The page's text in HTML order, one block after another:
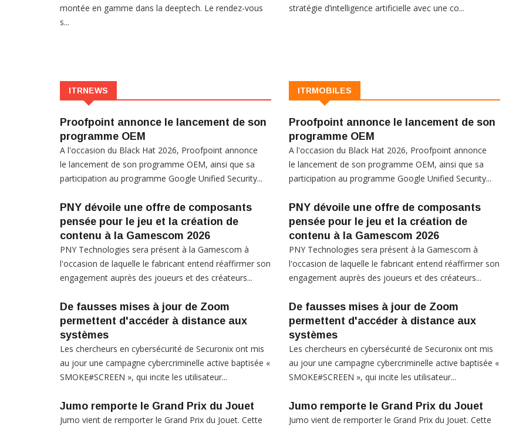
montée en gamme dans la deeptech. Le rendez-vous
s...
stratégie d’intelligence artificielle avec une co...
ITRNEWS
Proofpoint annonce le lancement de son
programme OEM
A l'occasion du Black Hat 2026, Proofpoint annonce
le lancement de son programme OEM, ainsi que sa
participation au programme Google Unified Security...
PNY dévoile une offre de composants
pensée pour le jeu et la création de
contenu à la Gamescom 2026
PNY Technologies sera présent à la Gamescom à
l'occasion de laquelle le fabricant entend réaffirmer son
engagement auprès des joueurs et des créateurs...
De fausses mises à jour de Zoom
permettent d'accéder à distance aux
systèmes
Les chercheurs en cybersécurité de Securonix ont mis
au jour une campagne cybercriminelle active baptisée «
SMOKE#SCREEN », qui incite les utilisateur...
Jumo remporte le Grand Prix du Jouet
Jumo vient de remporter le Grand Prix du Jouet. Cette
ITRMOBILES
Proofpoint annonce le lancement de son
programme OEM
A l'occasion du Black Hat 2026, Proofpoint annonce
le lancement de son programme OEM, ainsi que sa
participation au programme Google Unified Security...
PNY dévoile une offre de composants
pensée pour le jeu et la création de
contenu à la Gamescom 2026
PNY Technologies sera présent à la Gamescom à
l'occasion de laquelle le fabricant entend réaffirmer son
engagement auprès des joueurs et des créateurs...
De fausses mises à jour de Zoom
permettent d'accéder à distance aux
systèmes
Les chercheurs en cybersécurité de Securonix ont mis
au jour une campagne cybercriminelle active baptisée «
SMOKE#SCREEN », qui incite les utilisateur...
Jumo remporte le Grand Prix du Jouet
Jumo vient de remporter le Grand Prix du Jouet. Cette